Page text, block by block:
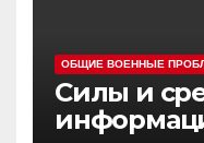
ОБЩИЕ ВОЕННЫЕ
Силы и